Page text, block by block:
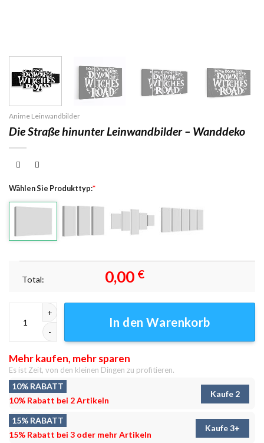
Anime Leinwandbilder
Die Straße hinunter Leinwandbilder – Wanddeko
Wählen Sie Produkttyp:*
Total: 0,00 €
In den Warenkorb
Mehr kaufen, mehr sparen
Es ist Zeit, von den kleinen Dingen zu profitieren.
10% RABATT
10% Rabatt bei 2 Artikeln
Kaufe 2
15% RABATT
15% Rabatt bei 3 oder mehr Artikeln
Kaufe 3+